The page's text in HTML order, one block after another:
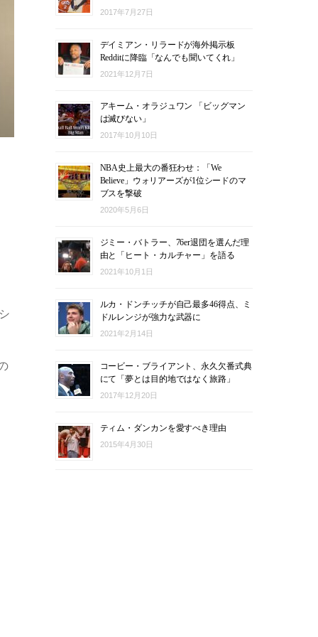
2017年7月27日
デイミアン・リラードが海外掲示板
Redditに降臨「なんでも聞いてくれ」
2021年12月7日
アキーム・オラジュワン 「ビッグマン
は滅びない」
2017年10月10日
NBA史上最大の番狂わせ：「We
Believe」ウォリアーズが1位シードのマ
ブスを撃破
2020年5月6日
ジミー・バトラー、76er退団を選んだ理
由と「ヒート・カルチャー」を語る
2021年10月1日
ルカ・ドンチッチが自己最多46得点、ミ
ドルレンジが強力な武器に
2021年2月14日
コービー・ブライアント、永久欠番式典
にて「夢とは目的地ではなく旅路」
2017年12月20日
ティム・ダンカンを愛すべき理由
2015年4月30日